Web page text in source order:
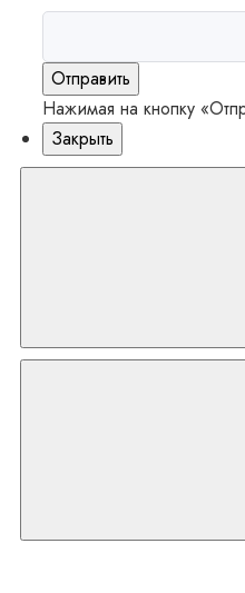
Отправить
Нажимая на кнопку
Закрыть